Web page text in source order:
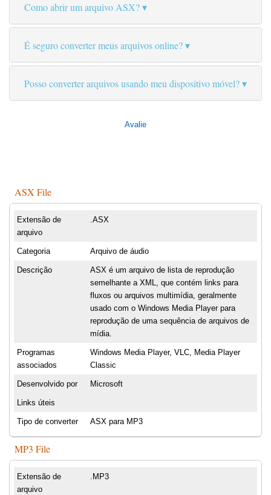
Como abrir um arquivo ASX?
É seguro converter meus arquivos online?
Posso converter arquivos usando meu dispositivo móvel?
Avalie
ASX File
Extensão de
arquivo
.ASX
Categoria Arquivo de áudio
Descrição
ASX é um arquivo de lista de reprodução
semelhante a XML, que contém links para
fluxos ou arquivos multimídia, geralmente
usado com o Windows Media Player para
reprodução de uma sequência de arquivos de
mídia.
Programas
associados
Windows Media Player, VLC, Media Player
Classic
Desenvolvido por Microsoft
Links úteis
Tipo de converter ASX para MP3
MP3 File
Extensão de
arquivo
.MP3